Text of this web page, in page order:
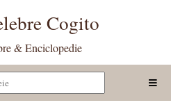
Cogito
& Enciclopedie